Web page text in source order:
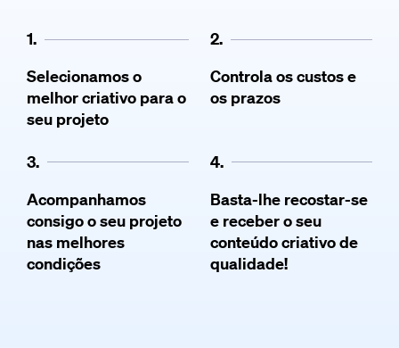
1.
Selecionamos o
melhor criativo para o
seu projeto
2.
Controla os custos e
os prazos
3.
Acompanhamos
consigo o seu projeto
nas melhores
condições
4.
Basta-lhe recostar-se
e receber o seu
conteúdo criativo de
qualidade!